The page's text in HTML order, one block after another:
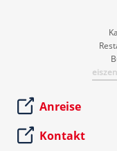
Anreise
Kontakt